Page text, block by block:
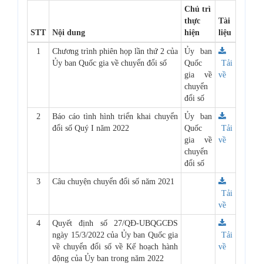
STT Nội dung
Chủ trì
thực
hiện
Tài
liệu
1
Chương trình phiên họp lần thứ 2 của
Ủy ban Quốc gia về chuyển đổi số
Ủy ban
Quốc
gia về
chuyển
đổi số
Tải
về
2
Báo cáo tình hình triển khai chuyển
đổi số Quý I năm 2022
Ủy ban
Quốc
gia về
chuyển
đổi số
Tải
về
3
Câu chuyện chuyển đổi số năm 2021
Tải
về
4
Quyết định số 27/QĐ-UBQGCĐS
ngày 15/3/2022 của Ủy ban Quốc gia
về chuyển đổi số về Kế hoạch hành
động của Ủy ban trong năm 2022
Tải
về